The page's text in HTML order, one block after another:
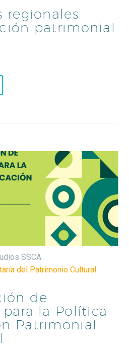
regionales
patrimonial
SSCA
del Patrimonio Cultural
de
la Política
Patrimonial.